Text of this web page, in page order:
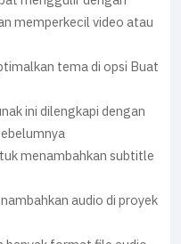
memperkecil video atau
tema di opsi Buat
ini dilengkapi dengan
menambahkan subtitle
audio di proyek